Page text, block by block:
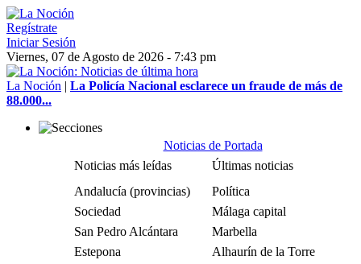
Regístrate
Iniciar Sesión
Viernes, 07 de Agosto de 2026 - 7:43 pm
La Noción | La Policía Nacional esclarece un fraude de más de
88.000...
Noticias de Portada
Noticias más leídas
Últimas noticias
Andalucía (provincias)
Política
Sociedad
Málaga capital
San Pedro Alcántara
Marbella
Estepona
Alhaurín de la Torre